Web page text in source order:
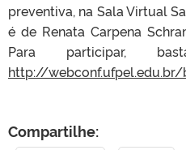
preventiva, na Sala Virtual
é de Renata Carpena
Para participar,
http://
Compartilhe: